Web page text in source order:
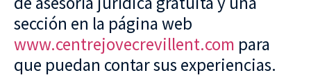
sección en la página web
www.centrejovecrevillent.com para
que puedan contar sus experiencias.